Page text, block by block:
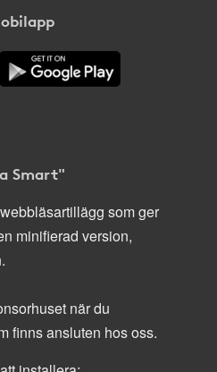
Smart"
som ger
minifierad version,
när du
finns ansluten hos oss.